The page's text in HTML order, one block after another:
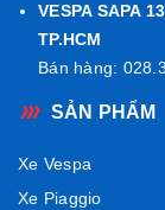
VESPA SAPA
TP.HCM
Bán hàng:
SẢN PHẨM
Xe Vespa
Xe Piaggio